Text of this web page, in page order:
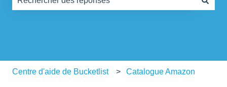
Centre d'aide de Bucketlist Catalogue Amazon